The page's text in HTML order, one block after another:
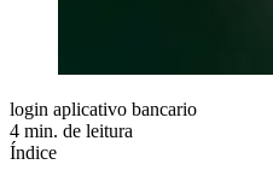
login aplicativo bancario
4 min. de leitura
Índice